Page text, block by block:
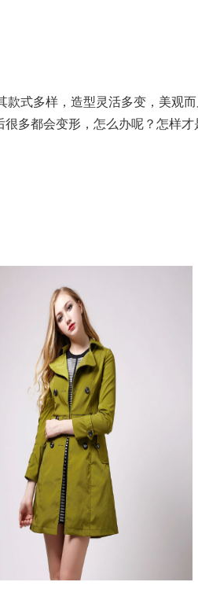
式多样，造型灵活多变，美观
多都会变形，怎么办呢？怎样才